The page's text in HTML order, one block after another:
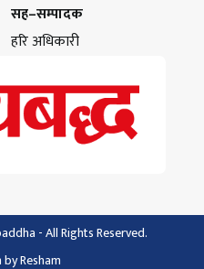
सह–सम्पादक
हरि अधिकारी
- All Rights Reserved.
byResham